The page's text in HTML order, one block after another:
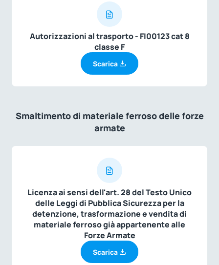
Autorizzazioni al trasporto - FI00123 cat 8
classe F
Scarica
Smaltimento di materiale ferroso delle forze
armate
Licenza ai sensi dell'art. 28 del Testo Unico
delle Leggi di Pubblica Sicurezza per la
detenzione, trasformazione e vendita di
materiale ferroso già appartenente alle
Forze Armate
Scarica